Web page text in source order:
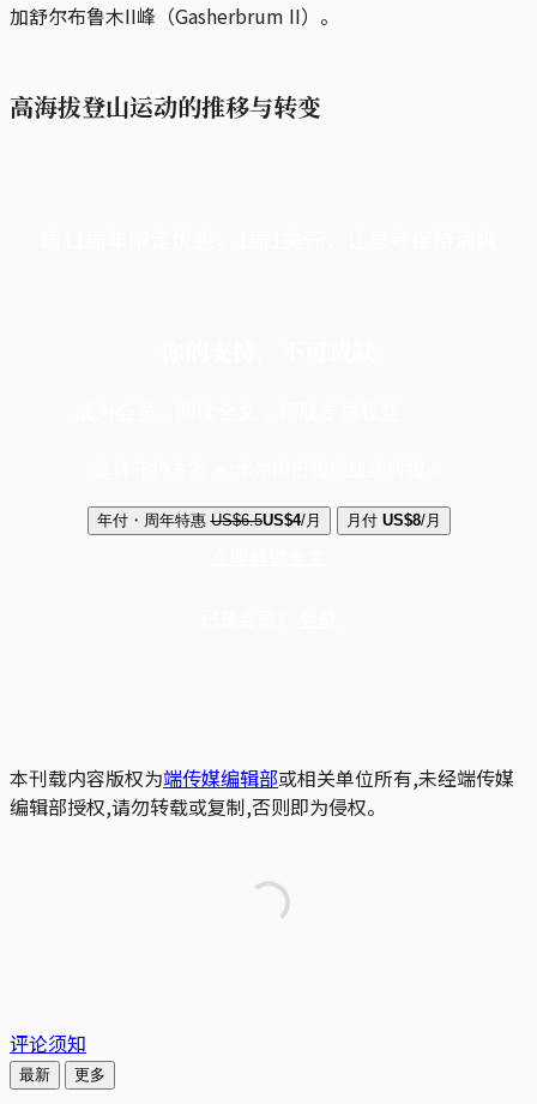
加舒尔布鲁木II峰（Gasherbrum II）。
高海拔登山运动的推移与转变
年付・周年特惠 US$6.5US$4/月 月付 US$8/月
本刊载内容版权为端传媒编辑部或相关单位所有,未经端传媒
编辑部授权,请勿转载或复制,否则即为侵权。
评论须知
最新 更多